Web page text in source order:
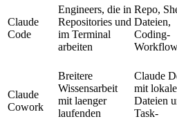
Claude
Code
Engineers, die in
Repositories und
im Terminal
arbeiten
Repo, Sh
Dateien,
Coding-
Workflo
Claude
Cowork
Breitere
Wissensarbeit
mit laenger
laufenden
Claude D
mit lokale
Dateien u
Task-